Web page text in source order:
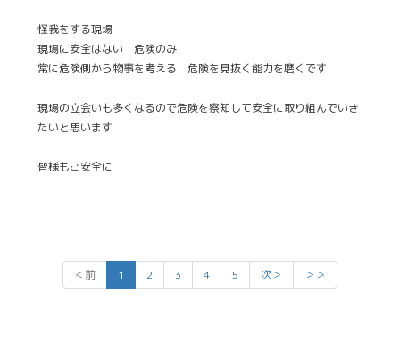
怪我をする現場
現場に安全はない 危険のみ
常に危険側から物事を考える 危険を見抜く能力を磨くです
現場の立会いも多くなるので危険を察知して安全に取り組んでいき
たいと思います
皆様もご安全に
＜前 1 2 3 4 5 次＞ ＞＞